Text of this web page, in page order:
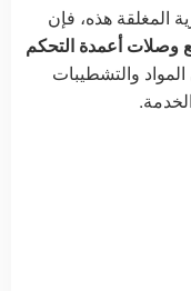
المغلقة هذه، فإن
وصلات أعمدة التحكم
والتشطيبات